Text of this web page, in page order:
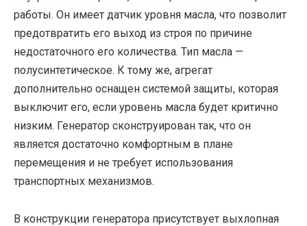
работы. Он имеет датчик уровня масла, что позволит
предотвратить его выход из строя по причине
недостаточного его количества. Тип масла —
полусинтетическое. К тому же, агрегат
дополнительно оснащен системой защиты, которая
выключит его, если уровень масла будет критично
низким. Генератор сконструирован так, что он
является достаточно комфортным в плане
перемещения и не требует использования
транспортных механизмов.
В конструкции генератора присутствует выхлопная